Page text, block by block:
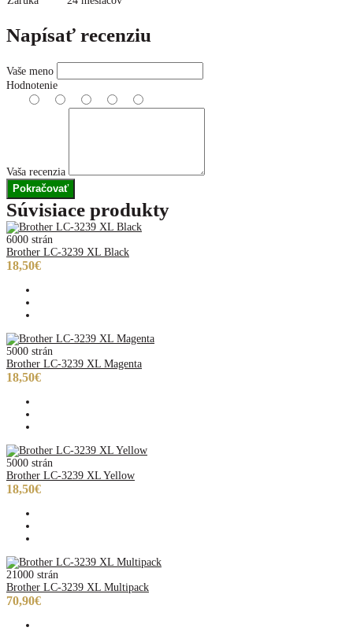
Napísať recenziu
Vaše meno
Hodnotenie
Vaša recenzia
Pokračovať
Súvisiace produkty
6000 strán
Brother LC-3239 XL Black
18,50€
5000 strán
Brother LC-3239 XL Magenta
18,50€
5000 strán
Brother LC-3239 XL Yellow
18,50€
21000 strán
Brother LC-3239 XL Multipack
70,90€